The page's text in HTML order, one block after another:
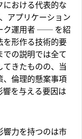
における代表的な
アプリケーション
ク運用者 ── を紹
を形作る技術的要
での説明では全て
きたものの、当
、倫理的懸案事項
を与える要因は
響力を持つのは市